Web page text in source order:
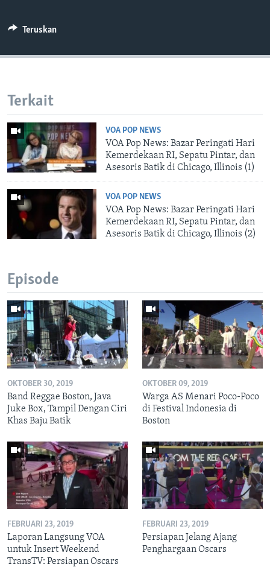
Teruskan
Terkait
VOA POP NEWS
VOA Pop News: Bazar Peringati Hari
Kemerdekaan RI, Sepatu Pintar, dan
Asesoris Batik di Chicago, Illinois (1)
VOA POP NEWS
VOA Pop News: Bazar Peringati Hari
Kemerdekaan RI, Sepatu Pintar, dan
Asesoris Batik di Chicago, Illinois (2)
Episode
OKTOBER 30, 2019
Band Reggae Boston, Java
Juke Box, Tampil Dengan Ciri
Khas Baju Batik
OKTOBER 09, 2019
Warga AS Menari Poco-Poco
di Festival Indonesia di
Boston
FEBRUARI 23, 2019
Laporan Langsung VOA
untuk Insert Weekend
TransTV: Persiapan Oscars
FEBRUARI 23, 2019
Persiapan Jelang Ajang
Penghargaan Oscars